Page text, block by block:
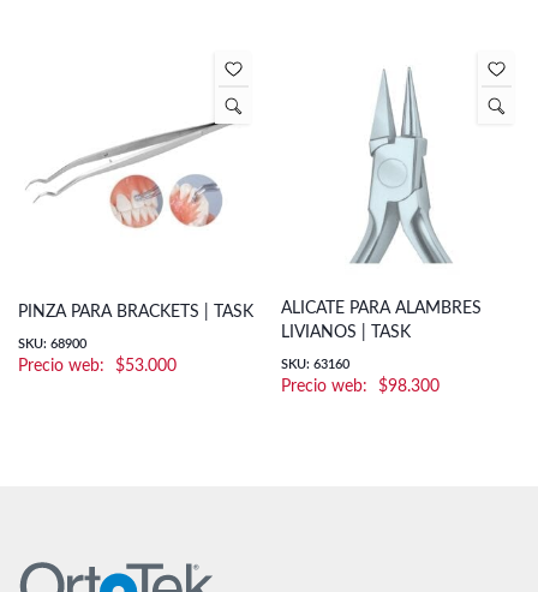
PINZA PARA BRACKETS | TASK
SKU: 68900
$53.000
ALICATE PARA ALAMBRES
LIVIANOS | TASK
SKU: 63160
$98.300